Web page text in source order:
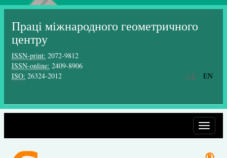
Праці міжнародного геометричного
центру
ISSN-print: 2072-9812
ISSN-online: 2409-8906
ISO: 26324-2012 UK EN
Toggle